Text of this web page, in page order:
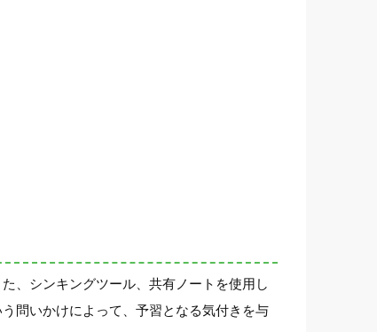
、シンキングツール、共有ノートを使用し
問いかけによって、予習となる気付きを与